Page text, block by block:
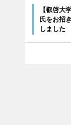
【叡啓大
氏をお招
しました